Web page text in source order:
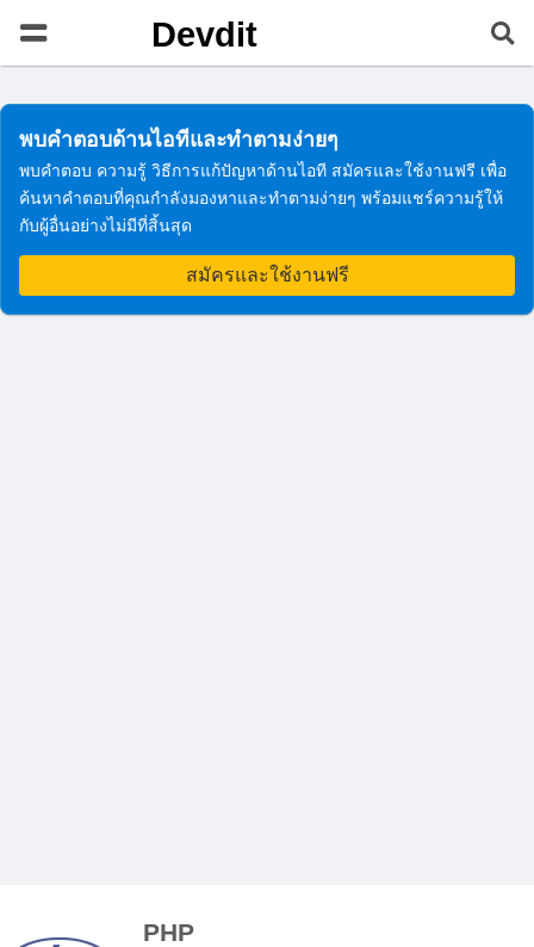
Devdit
พบคำตอบด้านไอทีและทำตามง่ายๆ
พบคำตอบ ความรู้ วิธีการแก้ปัญหาด้านไอที สมัครและใช้งานฟรี เพื่อ
ค้นหาคำตอบที่คุณกำลังมองหาและทำตามง่ายๆ พร้อมแชร์ความรู้ให้
กับผู้อื่นอย่างไม่มีที่สิ้นสุด
สมัครและใช้งานฟรี
PHP